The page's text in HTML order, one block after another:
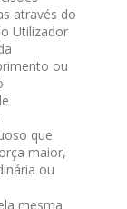
através do
Utilizador
ou
que
maior,
ou
mesma